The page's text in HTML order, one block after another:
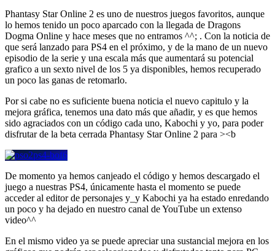
Phantasy Star Online 2 es uno de nuestros juegos favoritos, aunque
lo hemos tenido un poco aparcado con la llegada de Dragons
Dogma Online y hace meses que no entramos ^^; . Con la noticia de
que será lanzado para PS4 en el próximo, y de la mano de un nuevo
episodio de la serie y una escala más que aumentará su potencial
grafico a un sexto nivel de los 5 ya disponibles, hemos recuperado
un poco las ganas de retomarlo.
Por si cabe no es suficiente buena noticia el nuevo capitulo y la
mejora gráfica, tenemos una dato más que añadir, y es que hemos
sido agraciados con un código cada uno, Kabochi y yo, para poder
disfrutar de la beta cerrada Phantasy Star Online 2 para ><b
De momento ya hemos canjeado el código y hemos descargado el
juego a nuestras PS4, únicamente hasta el momento se puede
acceder al editor de personajes y_y Kabochi ya ha estado enredando
un poco y ha dejado en nuestro canal de YouTube un extenso
video^^
En el mismo video ya se puede apreciar una sustancial mejora en los